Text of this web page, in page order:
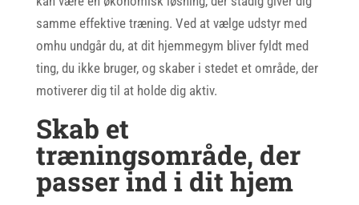
samme effektive træning. Ved at vælge udstyr med
omhu undgår du, at dit hjemmegym bliver fyldt med
ting, du ikke bruger, og skaber i stedet et område, der
motiverer dig til at holde dig aktiv.
Skab et
træningsområde, der
passer ind i dit hjem